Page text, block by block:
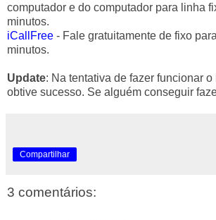
computador e do computador para linha
minutos.
iCallFree - Fale gratuitamente de fixo
minutos.
Update: Na tentativa de fazer funcionar
obtive sucesso. Se alguém conseguir
Compartilhar
3 comentários: